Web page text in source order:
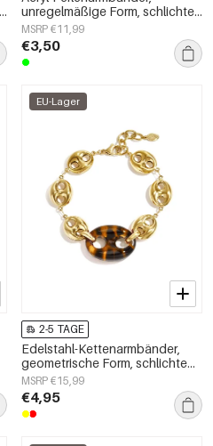
unregelmäßige Form, schlichte
Alltagsserie, Damenschmuck
MSRP €11,99
€3,50
EU-Lager
2-5 TAGE
Edelstahl-Kettenarmbänder,
geometrische Form, schlichte
Alltagsserie, Damenschmuck
MSRP €15,99
€4,95